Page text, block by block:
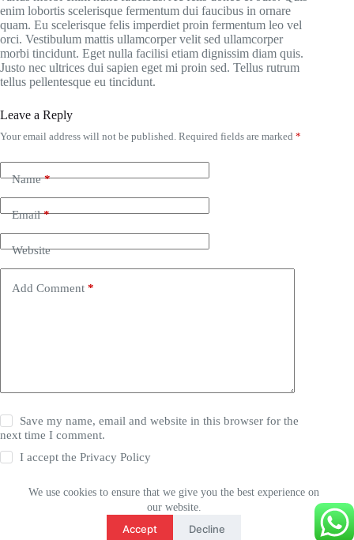
We use cookies to ensure that we give you the best experience on
our website.
Accept Decline
enim lobortis scelerisque fermentum dui faucibus in ornare
quam. Eu scelerisque felis imperdiet proin fermentum leo vel
orci. Vestibulum mattis ullamcorper velit sed ullamcorper
morbi tincidunt. Eget nulla facilisi etiam dignissim diam quis.
Justo nec ultrices dui sapien eget mi proin sed. Tellus rutrum
tellus pellentesque eu tincidunt.
Leave a Reply
Your email address will not be published. Required fields are marked *
Name*
Email*
Website
Add Comment *
Save my name, email and website in this browser for the
next time I comment.
I accept thePrivacy Policy
Post Comment